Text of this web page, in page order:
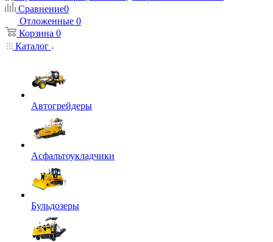
Сравнение0
Отложенные 0
Корзина 0
Каталог
Автогрейдеры
Асфальтоукладчики
Бульдозеры